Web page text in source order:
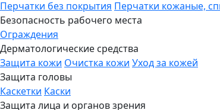
Перчатки без покрытия Перчатки кожаные,
Безопасность рабочего места
Ограждения
Дерматологические средства
Защита кожи Очистка кожи Уход за кожей
Защита головы
Каскетки Каски
Защита лица и органов зрения